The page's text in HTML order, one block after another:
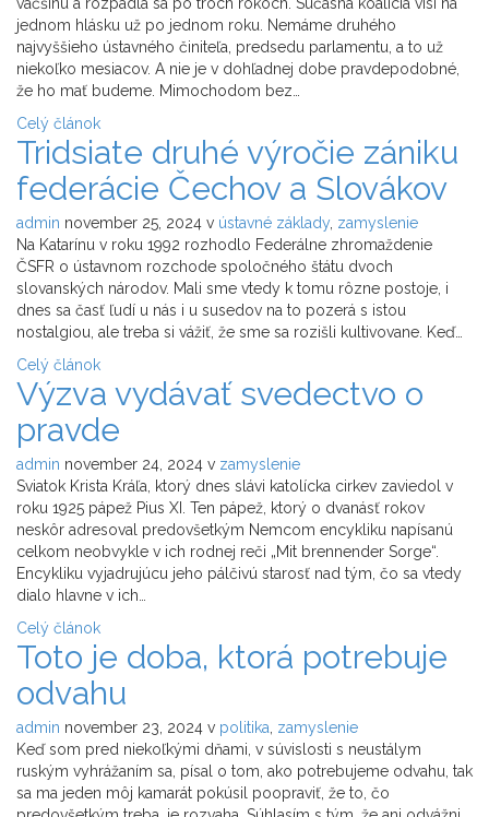
jednom hlásku už po jednom roku. Nemáme druhého
najvyššieho ústavného činiteľa, predsedu parlamentu, a to už
niekoľko mesiacov. A nie je v dohľadnej dobe pravdepodobné,
že ho mať budeme. Mimochodom bez…
Celý článok
Tridsiate druhé výročie zániku
federácie Čechov a Slovákov
admin november 25, 2024 v ústavné základy, zamyslenie
Na Katarínu v roku 1992 rozhodlo Federálne zhromaždenie
ČSFR o ústavnom rozchode spoločného štátu dvoch
slovanských národov. Mali sme vtedy k tomu rôzne postoje, i
dnes sa časť ľudí u nás i u susedov na to pozerá s istou
nostalgiou, ale treba si vážiť, že sme sa rozišli kultivovane. Keď…
Celý článok
Výzva vydávať svedectvo o
pravde
admin november 24, 2024 v zamyslenie
Sviatok Krista Kráľa, ktorý dnes slávi katolícka cirkev zaviedol v
roku 1925 pápež Pius XI. Ten pápež, ktorý o dvanásť rokov
neskôr adresoval predovšetkým Nemcom encykliku napísanú
celkom neobvykle v ich rodnej reči „Mit brennender Sorge“.
Encykliku vyjadrujúcu jeho pálčivú starosť nad tým, čo sa vtedy
dialo hlavne v ich…
Celý článok
Toto je doba, ktorá potrebuje
odvahu
admin november 23, 2024 v politika zamyslenie
Keď som pred niekoľkými dňami, v súvislosti s neustálym
ruským vyhrážaním sa, písal o tom, ako potrebujeme odvahu, tak
sa ma jeden môj kamarát pokúsil poopraviť, že to, čo